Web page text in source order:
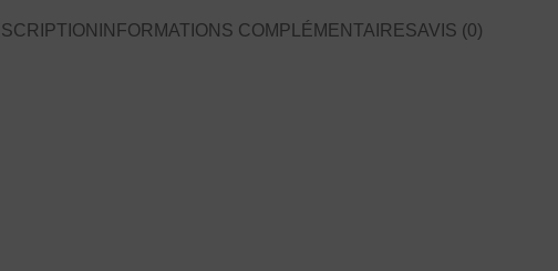
INFORMATIONS COMPLÉMENTAIRESAVIS (0)